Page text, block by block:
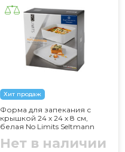
Хит продаж
Форма для запекания с
крышкой 24 х 24 х 8 см,
белая No Limits Seltmann
Нет в наличии